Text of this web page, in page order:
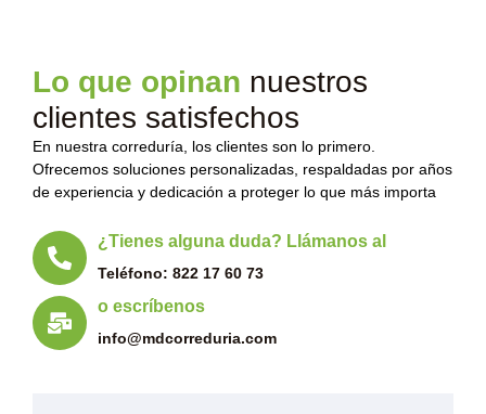
Lo que opinan nuestros
clientes satisfechos
En nuestra correduría, los clientes son lo primero.
Ofrecemos soluciones personalizadas, respaldadas por años
de experiencia y dedicación a proteger lo que más importa
¿Tienes alguna duda? Llámanos al
Teléfono: 822 17 60 73
o escríbenos
info@mdcorreduria.com